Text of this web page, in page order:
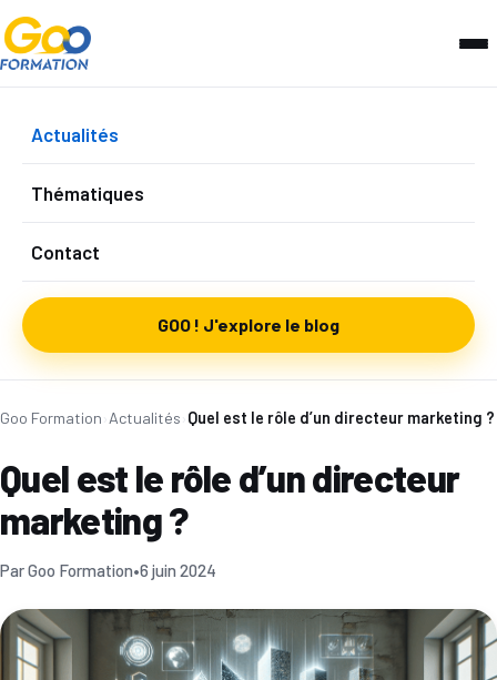
Actualités
Thématiques
Contact
GOO ! J'explore le blog
Goo Formation Actualités Quel est le rôle d’un directeur marketing ?
Quel est le rôle d’un directeur
marketing ?
Par Goo Formation•6 juin 2024